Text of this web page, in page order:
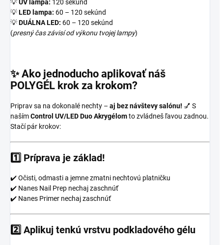
💡UV lampa: 120 sekúnd
💡LED lampa: 60 – 120 sekúnd
💡DUÁLNA LED: 60 – 120 sekúnd
(presný čas závisí od výkonu tvojej lampy)
✨ Ako jednoducho aplikovať náš
POLYGÉL krok za krokom?
Priprav sa na dokonalé nechty – aj bez návštevy salónu! 💅 S
našímControl UV/LED Duo Akrygélomto zvládneš ľavou zadnou.
Stačí pár krokov:
1️⃣ Príprava je základ!
✔️ Očisti, odmasti a jemne zmatni nechtovú platničku
✔️ Nanes Nail Prep nechaj zaschnúť
✔️ Nanes Primer nechaj zaschnúť
2️⃣ Aplikuj tenkú vrstvu podkladového gélu